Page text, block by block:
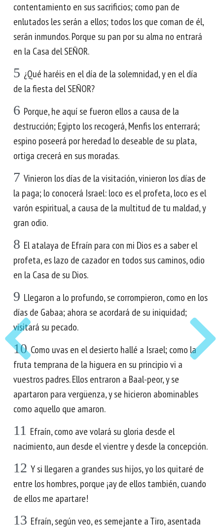
contentamiento en sus sacrificios; como pan de
enlutados les serán a ellos; todos los que coman de él,
serán inmundos. Porque su pan por su alma no entrará
en la Casa del SEÑOR.
5 ¿Qué haréis en el día de la solemnidad, y en el día
de la fiesta del SEÑOR?
6 Porque, he aquí se fueron ellos a causa de la
destrucción; Egipto los recogerá, Menfis los enterrará;
espino poseerá por heredad lo deseable de su plata,
ortiga crecerá en sus moradas.
7 Vinieron los días de la visitación, vinieron los días de
la paga; lo conocerá Israel: loco es el profeta, loco es el
varón espiritual, a causa de la multitud de tu maldad, y
gran odio.
8 El atalaya de Efraín para con mi Dios es a saber el
profeta, es lazo de cazador en todos sus caminos, odio
en la Casa de su Dios.
9 Llegaron a lo profundo, se corrompieron, como en los
días de Gabaa; ahora se acordará de su iniquidad;
visitará su pecado.
10 Como uvas en el desierto hallé a Israel; como la
fruta temprana de la higuera en su principio vi a
vuestros padres. Ellos entraron a Baal-peor, y se
apartaron para vergüenza, y se hicieron abominables
como aquello que amaron.
11 Efraín, como ave volará su gloria desde el
nacimiento, aun desde el vientre y desde la concepción.
12 Y si llegaren a grandes sus hijos, yo los quitaré de
entre los hombres, porque ¡ay de ellos también, cuando
de ellos me apartare!
13 Efraín, según veo, es semejante a Tiro, asentada